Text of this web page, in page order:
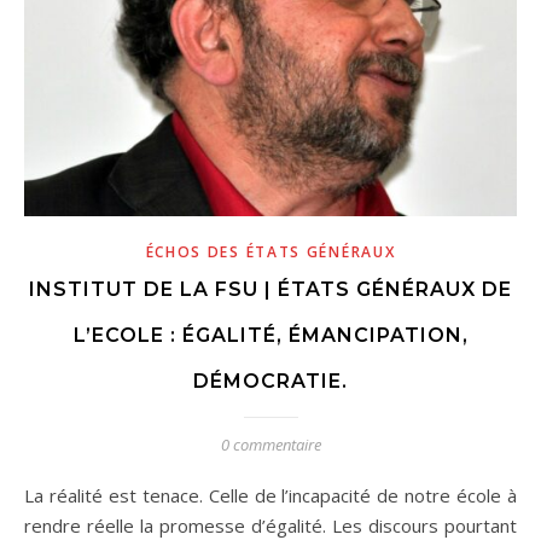
ÉCHOS DES ÉTATS GÉNÉRAUX
INSTITUT DE LA FSU | ÉTATS GÉNÉRAUX DE
L’ECOLE : ÉGALITÉ, ÉMANCIPATION,
DÉMOCRATIE.
0 commentaire
La réalité est tenace. Celle de l’incapacité de notre école à
rendre réelle la promesse d’égalité. Les discours pourtant